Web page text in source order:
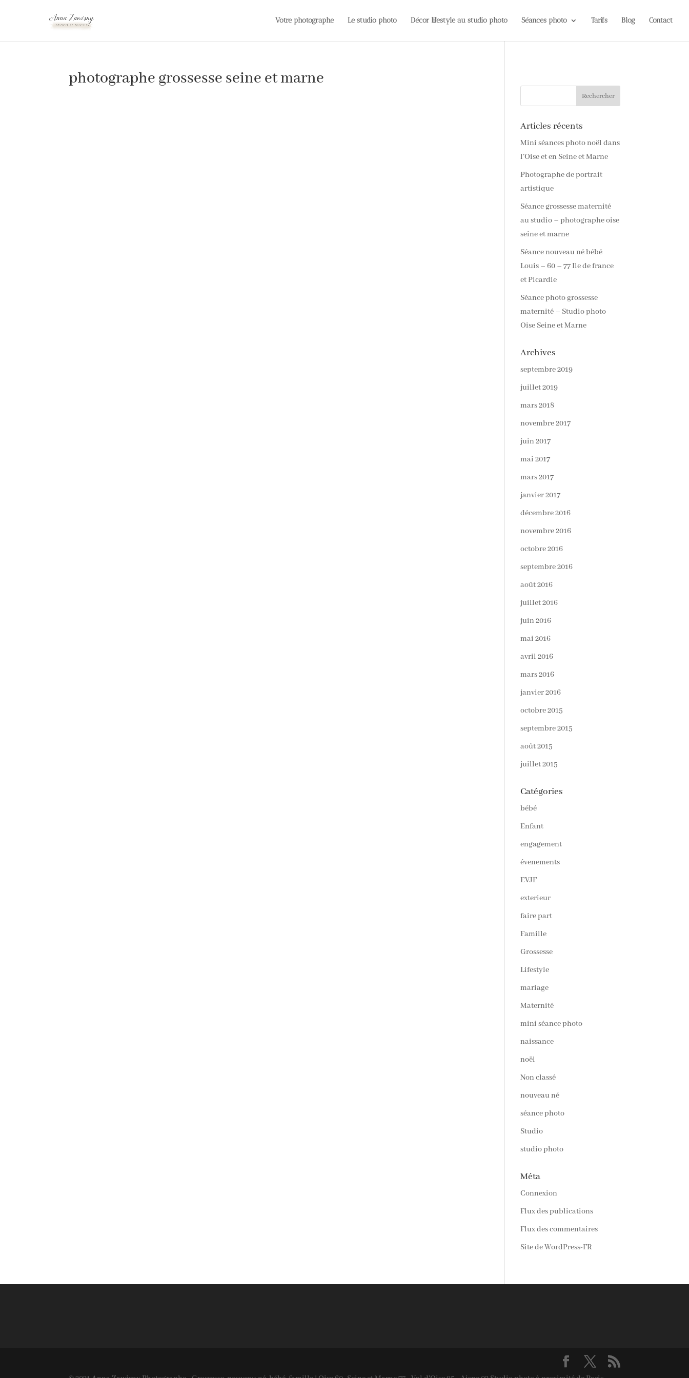
Votre photographe Le studio photo Décor lifestyle au studio photo Séances photo Tarifs Blog Contact
photographe grossesse seine et marne
Articles récents
Mini séances photo noël dans
l’Oise et en Seine et Marne
Photographe de portrait
artistique
Séance grossesse maternité
au studio – photographe oise
seine et marne
Séance nouveau né bébé
Louis – 60 – 77 Ile de france
et Picardie
Séance photo grossesse
maternité – Studio photo
Oise Seine et Marne
Archives
septembre 2019
juillet 2019
mars 2018
novembre 2017
juin 2017
mai 2017
mars 2017
janvier 2017
décembre 2016
novembre 2016
octobre 2016
septembre 2016
août 2016
juillet 2016
juin 2016
mai 2016
avril 2016
mars 2016
janvier 2016
octobre 2015
septembre 2015
août 2015
juillet 2015
Catégories
bébé
Enfant
engagement
évenements
EVJF
exterieur
faire part
Famille
Grossesse
Lifestyle
mariage
Maternité
mini séance photo
naissance
noël
Non classé
nouveau né
séance photo
Studio
studio photo
Méta
Connexion
Flux des publications
Flux des commentaires
Site de WordPress-FR